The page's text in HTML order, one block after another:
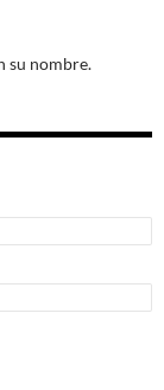
su nombre.